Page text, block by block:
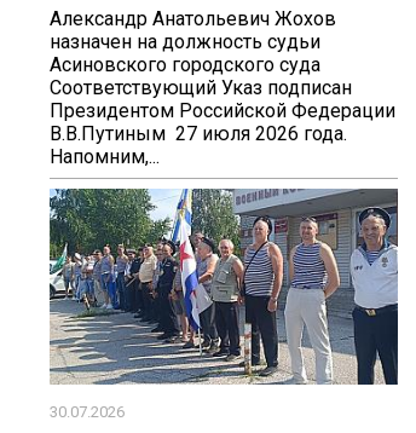
Александр Анатольевич Жохов
назначен на должность судьи
Асиновского городского суда
Соответствующий Указ подписан
Президентом Российской Федерации
В.В.Путиным 27 июля 2026 года.
Напомним,...
30.07.2026